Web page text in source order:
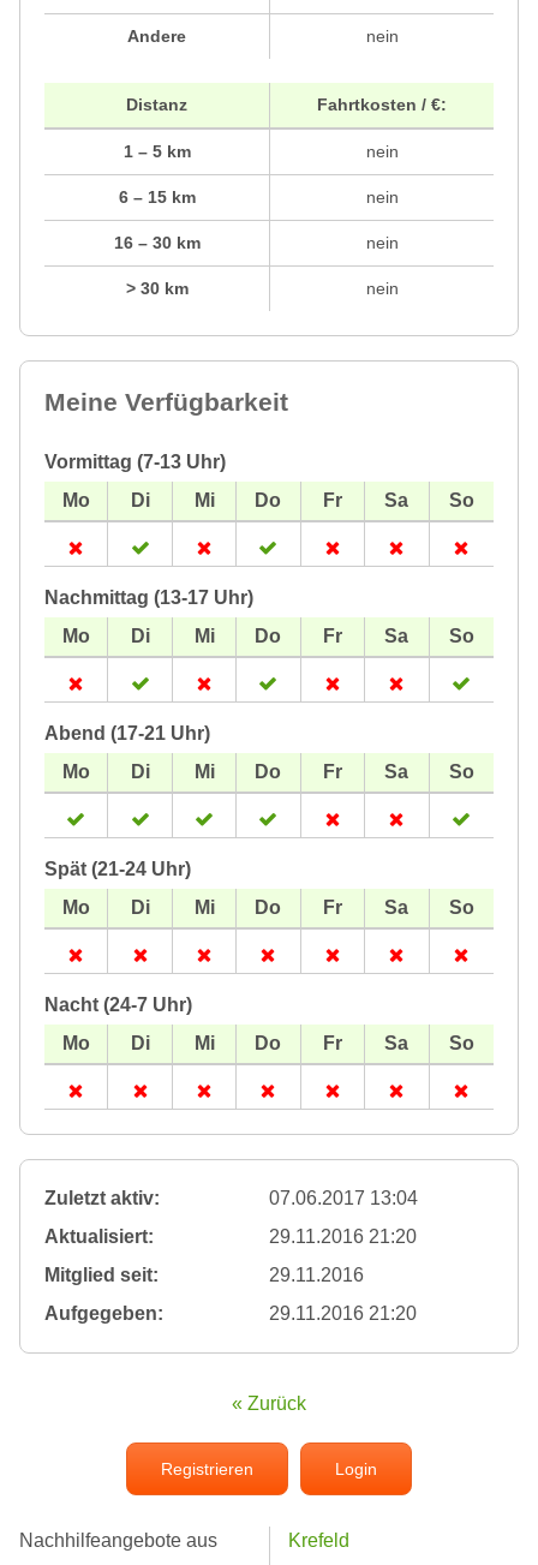
Andere nein
Distanz
1 – 5 km
6 – 15 km
16 – 30 km
> 30 km
Fahrtkosten / €:
nein
nein
nein
nein
Meine Verfügbarkeit
Vormittag (7-13 Uhr)
Nachmittag (13-17 Uhr)
Abend (17-21 Uhr)
Spät (21-24 Uhr)
Nacht (24-7 Uhr)
Zuletzt aktiv:
07.06.2017 13:04
Aktualisiert:
29.11.2016 21:20
Mitglied seit:
29.11.2016
Aufgegeben:
29.11.2016 21:20
« Zurück
Registrieren Login
Nachhilfeangebote aus
Krefeld